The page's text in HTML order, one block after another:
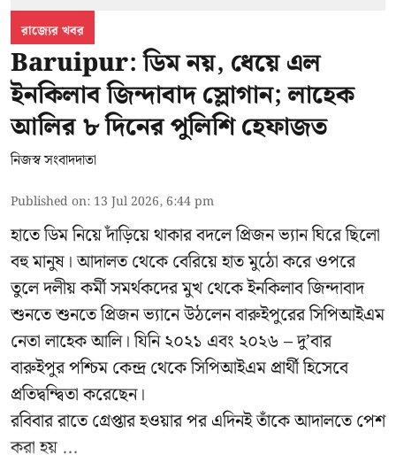
রাজ্যের খবর
Baruipur: ডিম নয়, ধেয়ে এল
ইনকিলাব জিন্দাবাদ স্লোগান; লাহেক
আলির ৮ দিনের পুলিশি হেফাজত
নিজস্ব সংবাদদাতা
Published on: 13 Jul 2026, 6:44 pm
হাতে ডিম নিয়ে দাঁড়িয়ে থাকার বদলে প্রিজন ভ্যান ঘিরে ছিলো
বহু মানুষ। আদালত থেকে বেরিয়ে হাত মুঠো করে ওপরে
তুলে দলীয় কর্মী সমর্থকদের মুখ থেকে ইনকিলাব জিন্দাবাদ
শুনতে শুনতে প্রিজন ভ্যানে উঠলেন বারুইপুরের সিপিআইএম
নেতা লাহেক আলি। যিনি ২০২১ এবং ২০২৬ – দু’বার
বারুইপুর পশ্চিম কেন্দ্র থেকে সিপিআইএম প্রার্থী হিসেবে
প্রতিদ্বন্দ্বিতা করেছেন।
রবিবার রাতে গ্রেপ্তার হওয়ার পর এদিনই তাঁকে আদালতে পেশ
করা হয় ...